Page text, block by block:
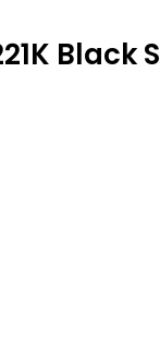
Black